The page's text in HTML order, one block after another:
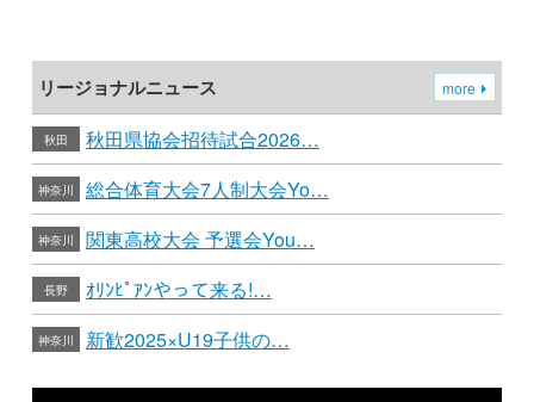
リージョナルニュース more
秋田 秋田県協会招待試合2026…
神奈川 総合体育大会7人制大会Yo…
神奈川 関東高校大会 予選会You…
長野 ｵﾘﾝﾋﾟｱﾝやって来る!…
神奈川 新歓2025×U19子供の…